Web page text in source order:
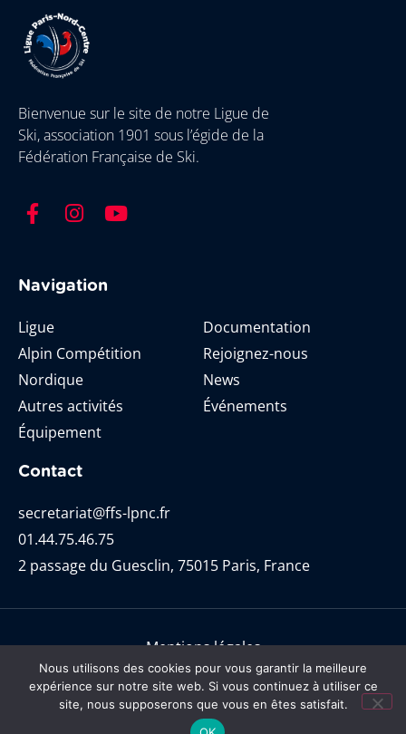
Bienvenue sur le site de notre Ligue de
Ski, association 1901 sous l’égide de la
Fédération Française de Ski.
Navigation
Ligue
Alpin Compétition
Nordique
Autres activités
Équipement
Documentation
Rejoignez-nous
News
Événements
Contact
secretariat@ffs-lpnc.fr
01.44.75.46.75
2 passage du Guesclin, 75015 Paris, France
Mentions légales
@ Ligue de Ski Paris-Nord-Centre 2021. Tous droits
réservés.
Nous utilisons des cookies pour vous garantir la meilleure
expérience sur notre site web. Si vous continuez à utiliser ce
site, nous supposerons que vous en êtes satisfait.